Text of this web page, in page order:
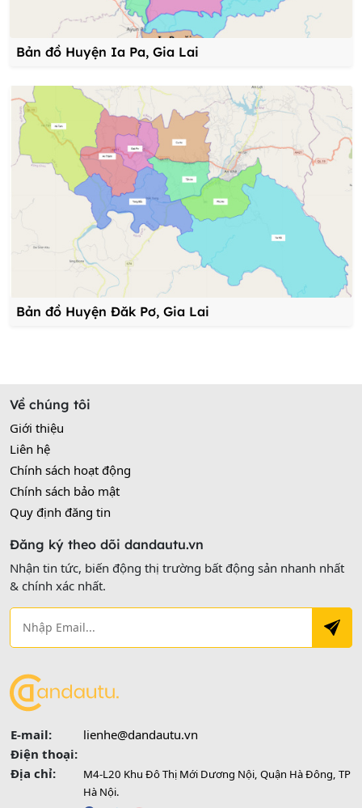
Bản đồ Huyện Ia Pa, Gia Lai
Bản đồ Huyện Đăk Pơ, Gia Lai
Về chúng tôi
Giới thiệu
Liên hệ
Chính sách hoạt động
Chính sách bảo mật
Quy định đăng tin
Đăng ký theo dõi dandautu.vn
Nhận tin tức, biến động thị trường bất động sản nhanh nhất
& chính xác nhất.
E-mail:
lienhe@dandautu.vn
Điện thoại:
Địa chỉ:
M4-L20 Khu Đô Thị Mới Dương Nội, Quận Hà Đông, TP
Hà Nội.